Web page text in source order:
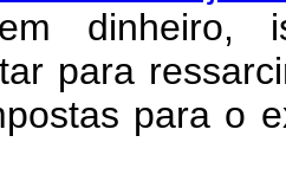
dinheiro,
para
para o